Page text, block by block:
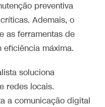
preventiva
Ademais, o
as ferramentas de
eficiência máxima.
soluciona
redes locais.
a comunicação digital